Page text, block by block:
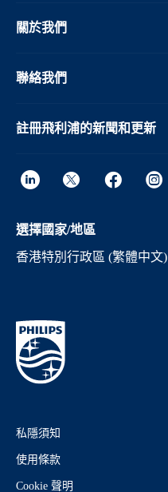
關於我們
聯絡我們
註冊飛利浦的新聞和更新
選擇國家/地區
香港特別行政區 (繁體中文)
私隱須知
使用條款
Cookie 聲明